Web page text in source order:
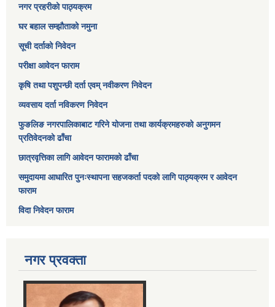
नगर प्रहरीको पाठ्यक्रम
घर बहाल सम्झौताको नमुना
सूची दर्ताको निवेदन
परीक्षा आवेदन फाराम
कृषि तथा पशुपन्छी दर्ता एवम् नवीकरण निवेदन
व्यवसाय दर्ता नविकरण निवेदन
फुङलिङ नगरपालिकाबाट गरिने योजना तथा कार्यक्रमहरुको अनुगमन
प्रतिवेदनको ढाँचा
छात्रवृत्तिका लागि आवेदन फारामको ढाँचा
समुदायमा आधारित पुनःस्थापना सहजकर्ता पदको लागि पाठ्यक्रम र आवेदन
फाराम
विदा निवेदन फाराम
नगर प्रवक्ता